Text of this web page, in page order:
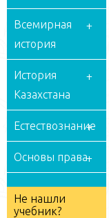
Всемирная
история
История
Казахстана
Естествознание
Основы права
Не нашли
учебник?